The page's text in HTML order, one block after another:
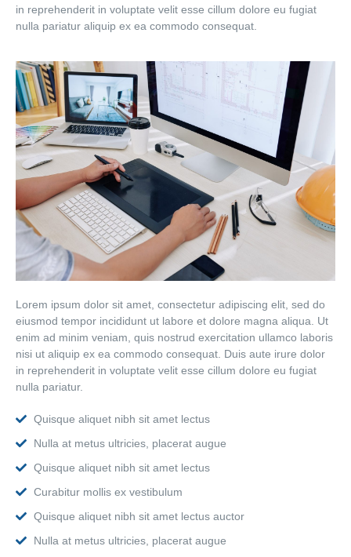
in reprehenderit in voluptate velit esse cillum dolore eu fugiat
nulla pariatur aliquip ex ea commodo consequat.
Lorem ipsum dolor sit amet, consectetur adipiscing elit, sed do
eiusmod tempor incididunt ut labore et dolore magna aliqua. Ut
enim ad minim veniam, quis nostrud exercitation ullamco laboris
nisi ut aliquip ex ea commodo consequat. Duis aute irure dolor
in reprehenderit in voluptate velit esse cillum dolore eu fugiat
nulla pariatur.
Quisque aliquet nibh sit amet lectus
Nulla at metus ultricies, placerat augue
Quisque aliquet nibh sit amet lectus
Curabitur mollis ex vestibulum
Quisque aliquet nibh sit amet lectus auctor
Nulla at metus ultricies, placerat augue